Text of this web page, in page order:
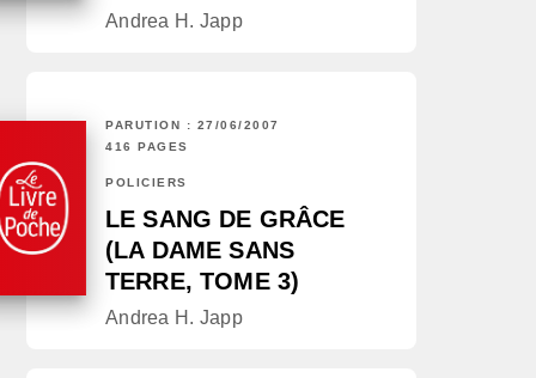
Andrea H. Japp
PARUTION : 27/06/2007
416 PAGES
POLICIERS
LE SANG DE GRÂCE
(LA DAME SANS
TERRE, TOME 3)
Andrea H. Japp